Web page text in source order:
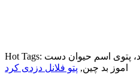
Hot Tags: پتوی اسم حیوان دست اموز بد، پتوی اسم حیوان دست
اموز بد چین, پتو فلانل دزدی کرد